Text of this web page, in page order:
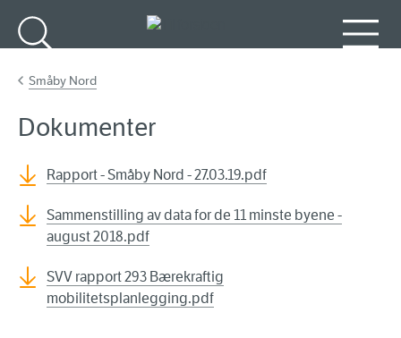
Småby Nord
Dokumenter
Rapport - Småby Nord - 27.03.19.pdf
Sammenstilling av data for de 11 minste byene -
august 2018.pdf
SVV rapport 293 Bærekraftig
mobilitetsplanlegging.pdf